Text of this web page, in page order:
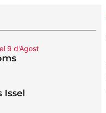
9 d'Agost
Issel